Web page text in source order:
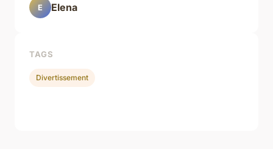
E Elena
TAGS
Divertissement